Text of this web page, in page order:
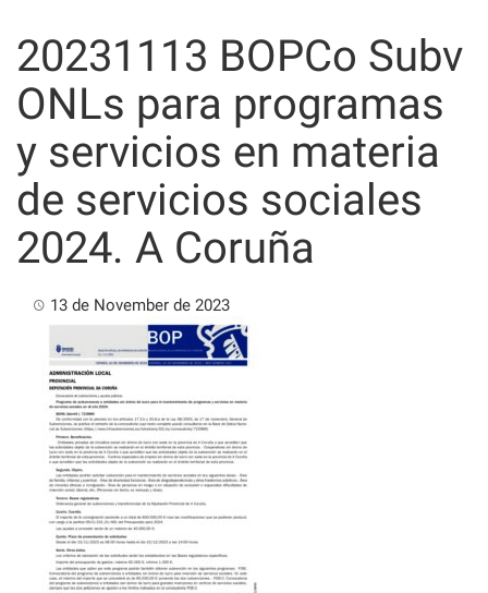
content
20231113 BOPCo Subv
ONLs para programas
y servicios en materia
de servicios sociales
2024. A Coruña
13 de November de 2023